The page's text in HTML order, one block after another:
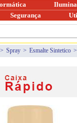
> Spray > Esmalte Sintetico >
Segurança